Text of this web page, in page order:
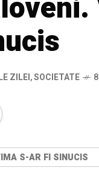
ZILEI,SOCIETATE
S-AR FI SINUCIS